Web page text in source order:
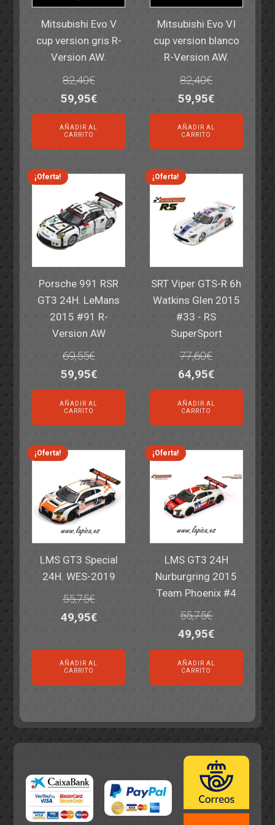
Mitsubishi Evo V
cup version gris R-
Version AW.
82,40€
El
precio
original
era:
82,40€.
59,95€El
precio
es:
59,95€.
AÑADIR AL
CARRITO
Mitsubishi Evo VI
cup version blanco
R-Version AW.
82,40€
El
precio
original
era:
82,40€.
59,95€El
precio
es:
59,95€.
AÑADIR AL
CARRITO
¡Oferta!
Porsche 991 RSR
GT3 24H. LeMans
2015 #91 R-
Version AW
69,55€
El
precio
original
era:
69,55€.
59,95€El
precio
actual
es:
59,95€.
AÑADIR AL
CARRITO
¡Oferta!
SRT Viper GTS-R 6h
Watkins Glen 2015
#33 - RS
SuperSport
77,60€
El
precio
original
era:
77,60€.
64,95€El
precio
actual
es:
64,95€.
AÑADIR AL
CARRITO
¡Oferta!
LMS GT3 Special
24H. WES-2019
55,75€
El
original
era:
49,95€El
actual
AÑADIR AL
CARRITO
¡Oferta!
LMS GT3 24H
Nurburgring 2015
Team Phoenix #4
55,75€
El
precio
original
era:
49,95€El
precio
actual
es:
AÑADIR AL
CARRITO